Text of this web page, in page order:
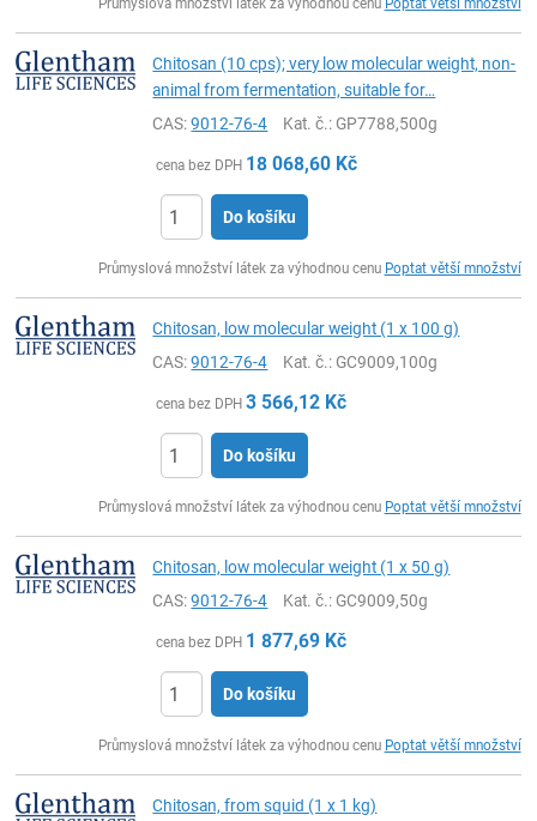
Průmyslová množství látek za výhodnou cenu Poptat větší množství
Chitosan (10 cps); very low molecular weight, non-
animal from fermentation, suitable for…
CAS:9012-76-4 Kat. č.: GP7788,500g
cena bez DPH 18 068,60 Kč
Do košíku
Průmyslová množství látek za výhodnou cenu Poptat větší množství
Chitosan, low molecular weight (1 x 100 g)
CAS:9012-76-4 Kat. č.: GC9009,100g
cena bez DPH 3 566,12 Kč
Do košíku
Průmyslová množství látek za výhodnou cenu Poptat větší množství
Chitosan, low molecular weight (1 x 50 g)
CAS:9012-76-4 Kat. č.: GC9009,50g
cena bez DPH 1 877,69 Kč
Do košíku
Průmyslová množství látek za výhodnou cenu Poptat větší množství
Chitosan, from squid (1 x 1 kg)